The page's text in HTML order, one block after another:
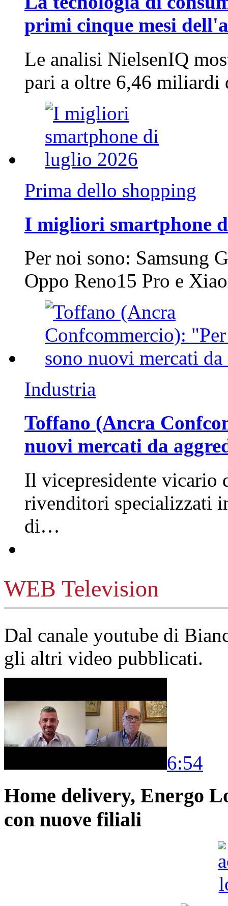
primi cinque mesi
Le analisi NielsenIQ
pari a oltre 6,46
Prima dello shopping
I migliori smartphone
Per noi sono: Samsung
Oppo Reno15 Pro e
Industria
Toffano (Ancra
nuovi mercati da
Il vicepresidente vicario
rivenditori specializzati
di…
WEB Television
Dal canale youtube di
gli altri video pubblicati.
6:54
Home delivery, Energo
con nuove filiali